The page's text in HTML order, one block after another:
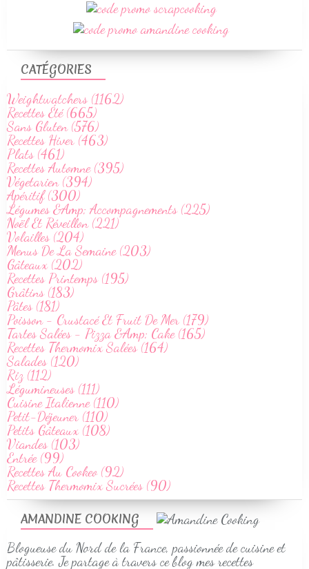
AMANDINE COOKING
Blogueuse du Nord de la France, passionnée de cuisine et
pâtisserie. Je partage à travers ce blog mes recettes
CATÉGORIES
Weightwatchers (1162)
Recettes Été (665)
Sans Gluten (576)
Recettes Hiver (463)
Plats (461)
Recettes Automne (395)
Végetarien (394)
Apéritif (300)
Légumes &Amp; Accompagnements (225)
Noël Et Réveillon (221)
Volailles (204)
Menus De La Semaine (203)
Gâteaux (202)
Recettes Printemps (195)
Grâtins (183)
Pâtes (181)
Poisson - Crustacé Et Fruit De Mer (179)
Tartes Salées - Pizza &Amp; Cake (165)
Recettes Thermomix Salées (164)
Salades (120)
Riz (112)
Légumineuses (111)
Cuisine Italienne (110)
Petit-Déjeuner (110)
Petits Gâteaux (108)
Viandes (103)
Entrée (99)
Recettes Au Cookeo (92)
Recettes Thermomix Sucrées (90)